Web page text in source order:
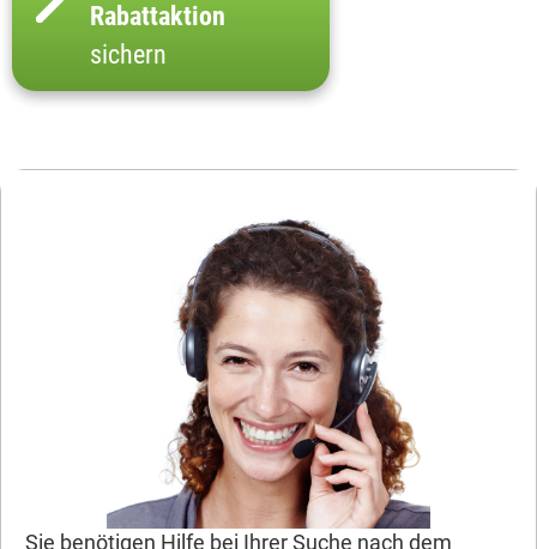
Rabattaktion
sichern
Sie benötigen Hilfe bei Ihrer Suche nach dem